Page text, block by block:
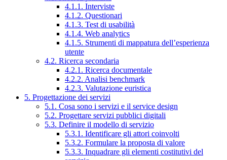
4.1.1. Interviste
4.1.2. Questionari
4.1.3. Test di usabilità
4.1.4. Web analytics
4.1.5. Strumenti di mappatura dell’esperienza
utente
4.2. Ricerca secondaria
4.2.1. Ricerca documentale
4.2.2. Analisi benchmark
4.2.3. Valutazione euristica
5. Progettazione dei servizi
5.1. Cosa sono i servizi e il service design
5.2. Progettare servizi pubblici digitali
5.3. Definire il modello di servizio
5.3.1. Identificare gli attori coinvolti
5.3.2. Formulare la proposta di valore
5.3.3. Inquadrare gli elementi costitutivi del